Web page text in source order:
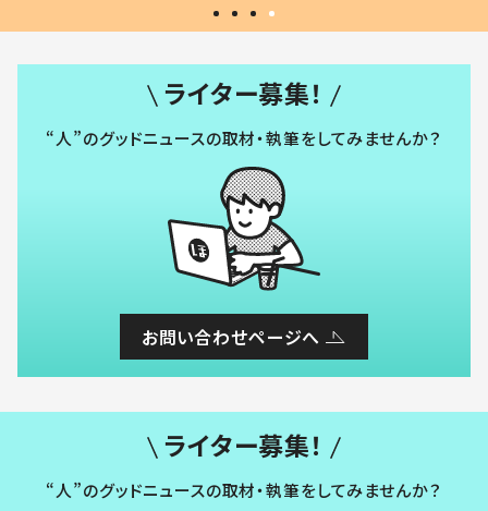
ライター募集！
“人”のグッドニュースの取材・執筆をしてみませんか？
お問い合わせページへ
ライター募集！
“人”のグッドニュースの取材・執筆をしてみませんか？